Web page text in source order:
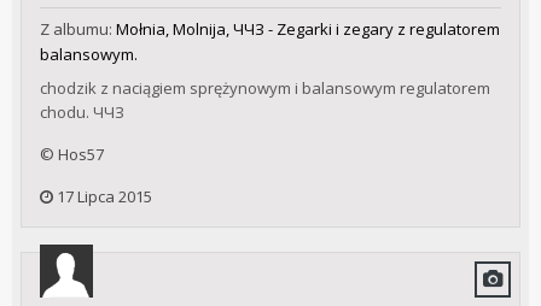
Z albumu: Mołnia, Molnija, ЧЧЗ - Zegarki i zegary z regulatorem
balansowym.
chodzik z naciągiem sprężynowym i balansowym regulatorem
chodu. ЧЧЗ
© Hos57
17 Lipca 2015